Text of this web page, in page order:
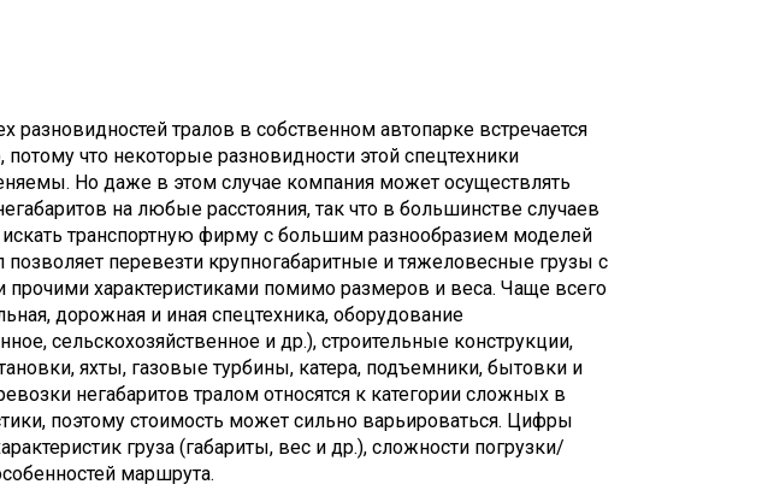
разновидностей тралов в собственном автопарке встречается
потому что некоторые разновидности этой спецтехники
Но даже в этом случае компания может осуществлять
на любые расстояния, так что в большинстве случаев
транспортную фирму с большим разнообразием моделей
позволяет перевезти крупногабаритные и тяжеловесные грузы с
прочими характеристиками помимо размеров и веса. Чаще всего
дорожная и иная спецтехника, оборудование
сельскохозяйственное и др.), строительные конструкции,
яхты, газовые турбины, катера, подъемники, бытовки и
негабаритов тралом относятся к категории сложных в
поэтому стоимость может сильно варьироваться. Цифры
груза (габариты, вес и др.), сложности погрузки/
маршрута.